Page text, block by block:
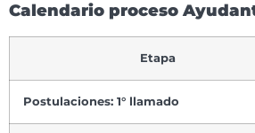
Calendario proceso
Etapa
Postulaciones: 1° llamado